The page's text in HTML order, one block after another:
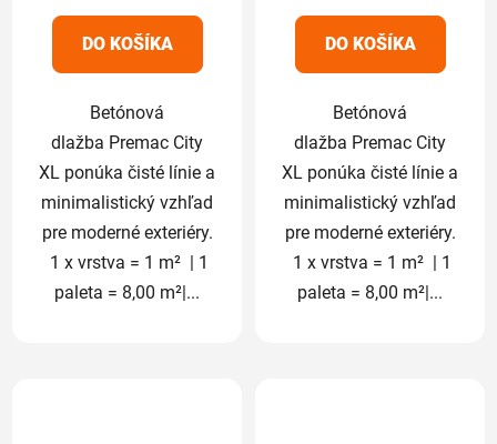
5
hviezdičiek.
DO KOŠÍKA
Betónová
dlažba Premac City
XL ponúka čisté línie a
minimalistický vzhľad
pre moderné exteriéry.
1 x vrstva = 1 m² | 1
paleta = 8,00 m²|...
5
hviezdičiek.
DO KOŠÍKA
Betónová
dlažba Premac City
XL ponúka čisté línie a
minimalistický vzhľad
pre moderné exteriéry.
1 x vrstva = 1 m² | 1
paleta = 8,00 m²|...